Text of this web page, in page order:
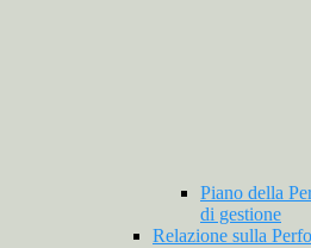
Piano della
di gestione
Relazione sulla